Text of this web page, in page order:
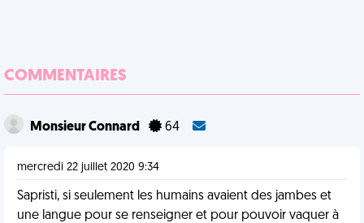
COMMENTAIRES
Monsieur Connard 64
mercredi 22 juillet 2020 9:34
Sapristi, si seulement les humains avaient des jambes et
une langue pour se renseigner et pour pouvoir vaquer à